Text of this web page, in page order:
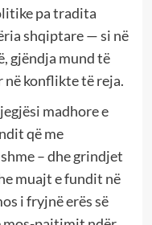
pa tradita
shqiptare — si në
gjëndja mund të
në konflikte të reja.
madhore e
që me
– dhe grindjet
muajt e fundit në
i fryjnë erës së